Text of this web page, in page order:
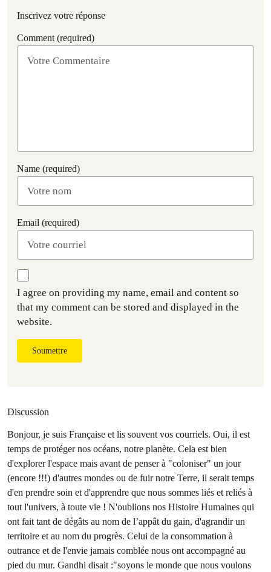
Inscrivez votre réponse
Comment (required)
Name (required)
Email (required)
I agree on providing my name, email and content so
that my comment can be stored and displayed in the
website.
Soumettre
Discussion
Bonjour, je suis Française et lis souvent vos courriels. Oui, il est
temps de protéger nos océans, notre planète. Cela est bien
d'explorer l'espace mais avant de penser à "coloniser" un jour
(encore !!!) d'autres mondes ou de fuir notre Terre, il serait temps
d'en prendre soin et d'apprendre que nous sommes liés et reliés à
tout l'univers, à toute vie ! N'oublions nos Histoire Humaines qui
ont fait tant de dégâts au nom de l’appât du gain, d'agrandir un
territoire et au nom du progrès. Celui de la consommation à
outrance et de l'envie jamais comblée nous ont accompagné au
pied du mur. Gandhi disait :"soyons le monde que nous voulons